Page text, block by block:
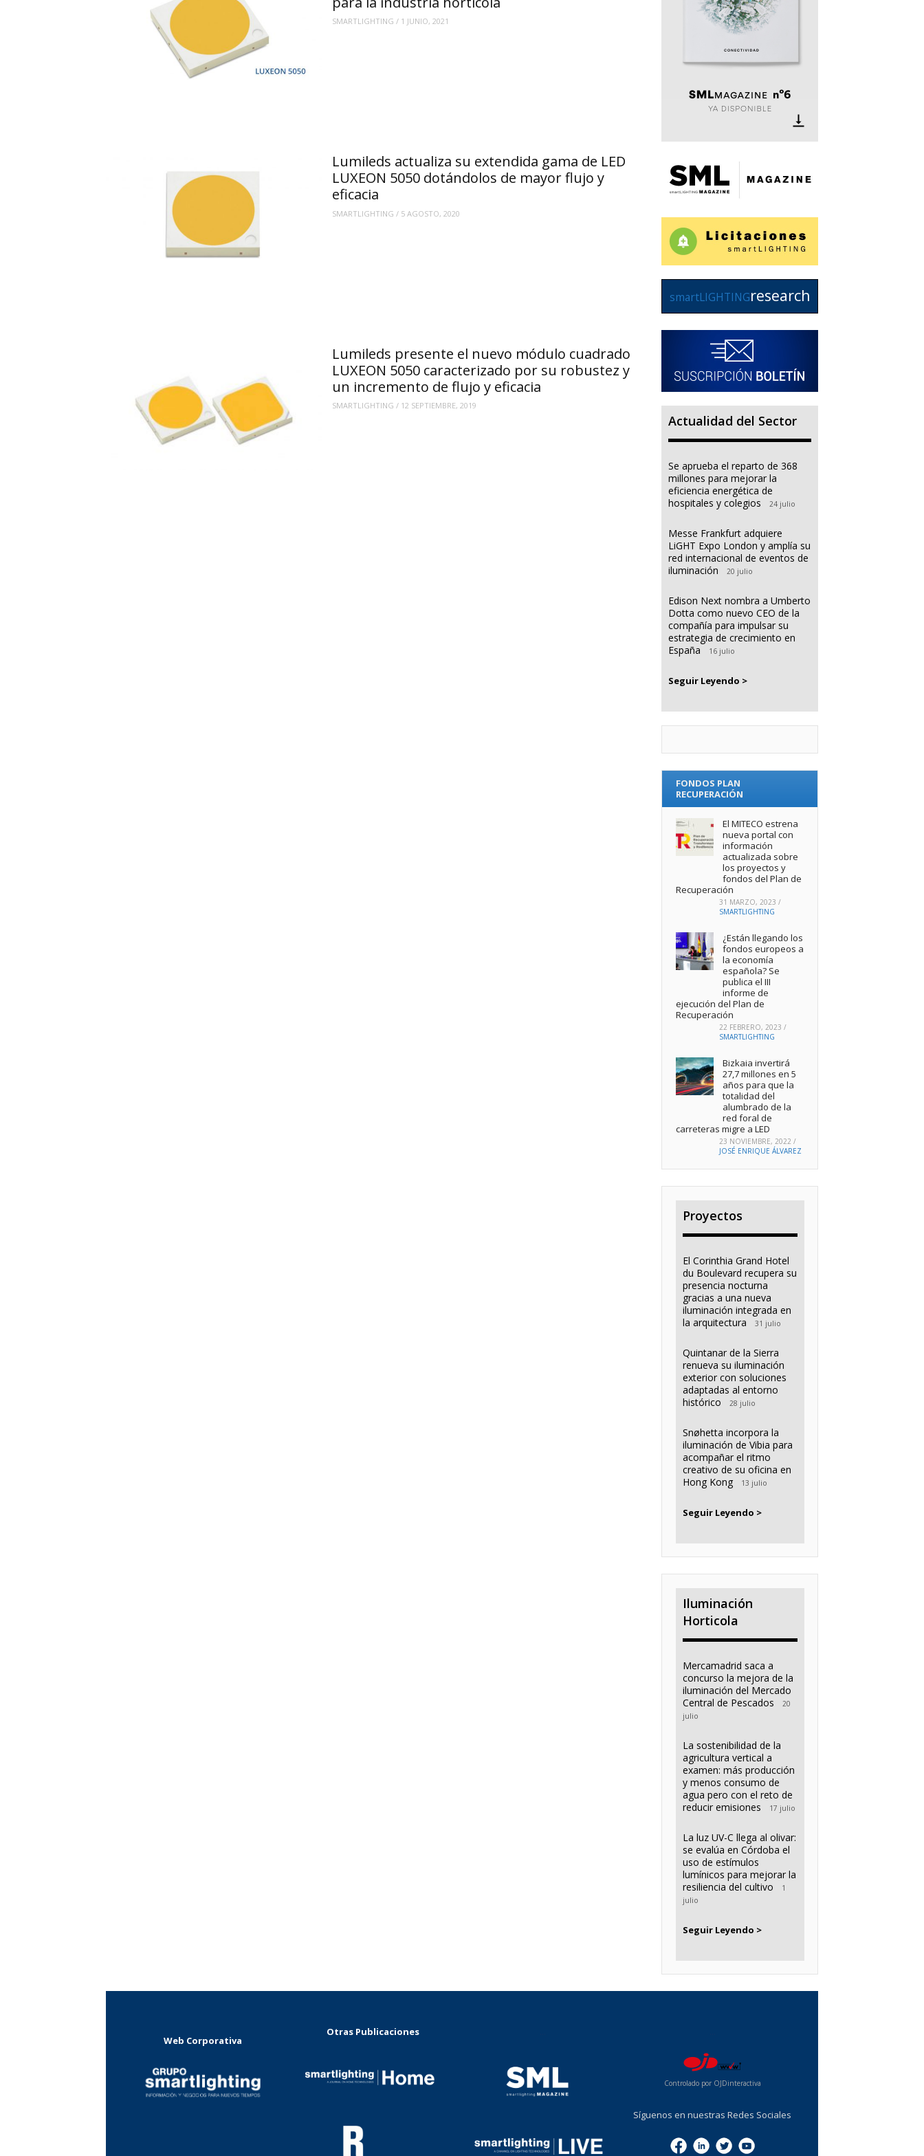
SMARTLIGHTING / 1 JUNIO, 2021
Lumileds actualiza su extendida gama de LED
LUXEON 5050 dotándolos de mayor flujo y
eficacia
SMARTLIGHTING / 5 AGOSTO, 2020
Lumileds presente el nuevo módulo cuadrado
LUXEON 5050 caracterizado por su robustez y
un incremento de flujo y eficacia
SMARTLIGHTING / 12 SEPTIEMBRE, 2019
smartLIGHTINGresearch
Actualidad del Sector
Se aprueba el reparto de 368
millones para mejorar la
eficiencia energética de
hospitales y colegios
24 julio
Messe Frankfurt adquiere
LiGHT Expo London y amplía su
red internacional de eventos de
iluminación
20 julio
Edison Next nombra a Umberto
Dotta como nuevo CEO de la
compañía para impulsar su
estrategia de crecimiento en
España
16 julio
Seguir Leyendo >
FONDOS PLAN
RECUPERACIÓN
El MITECO estrena
nueva portal con
información
actualizada sobre
los proyectos y
fondos del Plan de
Recuperación
31 MARZO, 2023 /
SMARTLIGHTING
¿Están llegando los
fondos europeos a
la economía
española? Se
publica el III
informe de
ejecución del Plan de
Recuperación
22 FEBRERO, 2023 /
SMARTLIGHTING
Bizkaia invertirá
27,7 millones en 5
años para que la
totalidad del
alumbrado de la
red foral de
carreteras migre a LED
23 NOVIEMBRE, 2022 /
JOSÉ ENRIQUE ÁLVAREZ
Proyectos
El Corinthia Grand Hotel
du Boulevard recupera su
presencia nocturna
gracias a una nueva
iluminación integrada en
la arquitectura
31 julio
Quintanar de la Sierra
renueva su iluminación
exterior con soluciones
adaptadas al entorno
histórico
28 julio
Snøhetta incorpora la
iluminación de Vibia para
acompañar el ritmo
creativo de su oficina en
Hong Kong
13 julio
Seguir Leyendo >
Iluminación
Horticola
Mercamadrid saca a
concurso la mejora de la
iluminación del Mercado
Central de Pescados
20
julio
La sostenibilidad de la
agricultura vertical a
examen: más producción
y menos consumo de
agua pero con el reto de
reducir emisiones
17 julio
La luz UV-C llega al olivar:
se evalúa en Córdoba el
uso de estímulos
lumínicos para mejorar la
resiliencia del cultivo
1
julio
Seguir Leyendo >
Web Corporativa
Otras Publicaciones
Controlado por OJDinteractiva
Síguenos en nuestras Redes Sociales